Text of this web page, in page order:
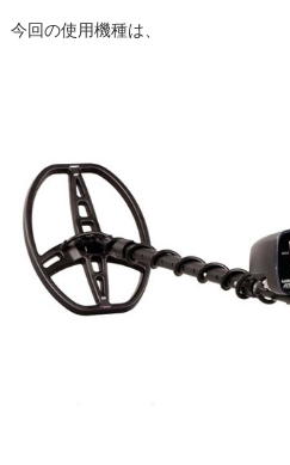
今回の使用機種は、